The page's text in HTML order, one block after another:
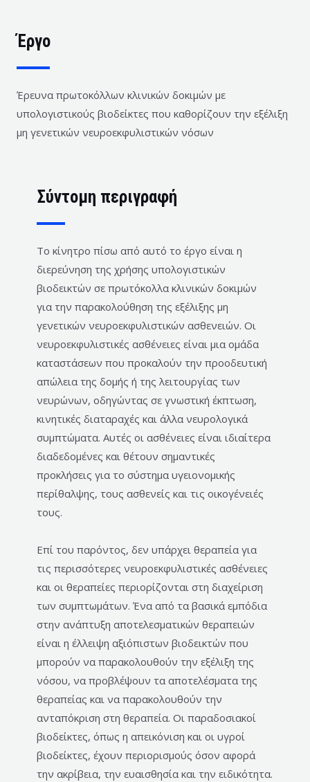
Έργο
Έρευνα πρωτοκόλλων κλινικών δοκιμών με
υπολογιστικούς βιοδείκτες που καθορίζουν την εξέλιξη
μη γενετικών νευροεκφυλιστικών νόσων
Σύντομη περιγραφή
Το κίνητρο πίσω από αυτό το έργο είναι η
διερεύνηση της χρήσης υπολογιστικών
βιοδεικτών σε πρωτόκολλα κλινικών δοκιμών
για την παρακολούθηση της εξέλιξης μη
γενετικών νευροεκφυλιστικών ασθενειών. Οι
νευροεκφυλιστικές ασθένειες είναι μια ομάδα
καταστάσεων που προκαλούν την προοδευτική
απώλεια της δομής ή της λειτουργίας των
νευρώνων, οδηγώντας σε γνωστική έκπτωση,
κινητικές διαταραχές και άλλα νευρολογικά
συμπτώματα. Αυτές οι ασθένειες είναι ιδιαίτερα
διαδεδομένες και θέτουν σημαντικές
προκλήσεις για το σύστημα υγειονομικής
περίθαλψης, τους ασθενείς και τις οικογένειές
τους.
Επί του παρόντος, δεν υπάρχει θεραπεία για
τις περισσότερες νευροεκφυλιστικές ασθένειες
και οι θεραπείες περιορίζονται στη διαχείριση
των συμπτωμάτων. Ένα από τα βασικά εμπόδια
στην ανάπτυξη αποτελεσματικών θεραπειών
είναι η έλλειψη αξιόπιστων βιοδεικτών που
μπορούν να παρακολουθούν την εξέλιξη της
νόσου, να προβλέψουν τα αποτελέσματα της
θεραπείας και να παρακολουθούν την
ανταπόκριση στη θεραπεία. Οι παραδοσιακοί
βιοδείκτες, όπως η απεικόνιση και οι υγροί
βιοδείκτες, έχουν περιορισμούς όσον αφορά
την ακρίβεια, την ευαισθησία και την ειδικότητα.